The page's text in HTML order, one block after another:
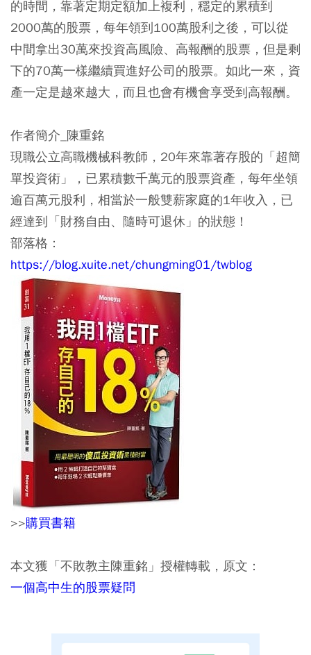
的時間，靠著定期定額加上複利，穩定的累積到
2000萬的股票，每年領到100萬股利之後，可以從
中間拿出30萬來投資高風險、高報酬的股票，但是剩
下的70萬一樣繼續買進好公司的股票。如此一來，資
產一定是越來越大，而且也會有機會享受到高報酬。
作者簡介_陳重銘
現職公立高職機械科教師，20年來靠著存股的「超簡
單投資術」，已累積數千萬元的股票資產，每年坐領
逾百萬元股利，相當於一般雙薪家庭的1年收入，已
經達到「財務自由、隨時可退休」的狀態！
部落格：
https://blog.xuite.net/chungming01/twblog
>>購買書籍
本文獲「不敗教主陳重銘」授權轉載，原文：
一個高中生的股票疑問